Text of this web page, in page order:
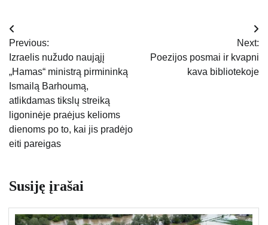
Navigacija
tarp
įrašų
Previous:
Izraelis nužudo naująjį
„Hamas“ ministrą pirmininką
Ismailą Barhoumą,
atlikdamas tikslų streiką
ligoninėje praėjus kelioms
dienoms po to, kai jis pradėjo
eiti pareigas
Next:
Poezijos posmai ir kvapni
kava bibliotekoje
Susiję įrašai